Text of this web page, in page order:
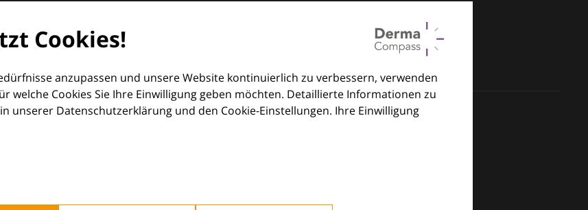
Cookies!
anzupassen und unsere Website kontinuierlich zu verbessern, verwenden
welche Cookies Sie Ihre Einwilligung geben möchten. Detaillierte Informationen zu
unserer Datenschutzerklärung und den Cookie-Einstellungen. Ihre Einwilligung
und Euroderm Excellence
– mit Wissen, Bildern und praktischen Tools für den klinischen Alltag.